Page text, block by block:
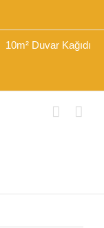
10m² Duvar Kağıdı